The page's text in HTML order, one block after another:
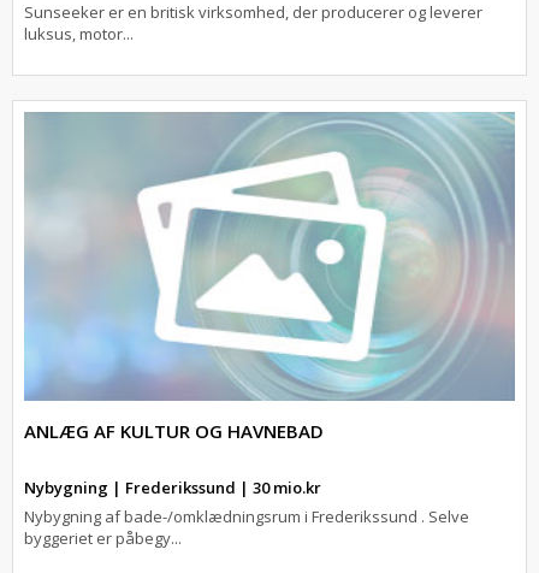
Sunseeker er en britisk virksomhed, der producerer og leverer
luksus, motor...
ANLÆG AF KULTUR OG HAVNEBAD
Nybygning | Frederikssund | 30 mio.kr
Nybygning af bade-/omklædningsrum i Frederikssund . Selve
byggeriet er påbegy...